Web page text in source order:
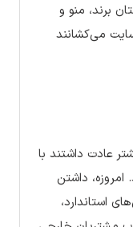
برند، منو و
می‌کشانند
عادت داشتند با
داشتن
استاندارد،